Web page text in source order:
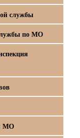
службы
по МО
МО